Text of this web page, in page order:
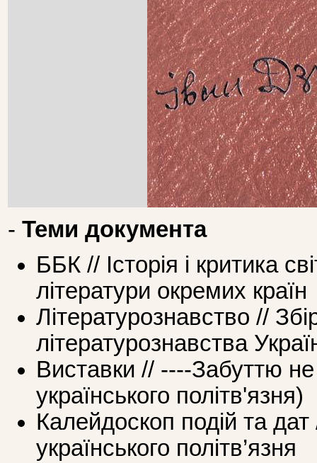
- Теми документа
ББК // Історія і критика
літератури окремих країн
Літературознавство //
літературознавства
Виставки // ----Забуттю
українського політв'язня)
Калейдоскоп подій та
українського політв’язня